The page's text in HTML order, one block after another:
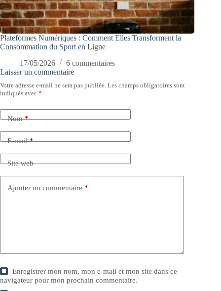
Plateformes Numériques : Comment Elles Transforment la
Consommation du Sport en Ligne
17/05/2026
6 commentaires
Laisser un commentaire
Votre adresse e-mail ne sera pas publiée. Les champs obligatoires sont
indiqués avec *
Nom*
E-mail*
Site web
Ajouter un commentaire *
Enregistrer mon nom, mon e-mail et mon site dans ce
navigateur pour mon prochain commentaire.